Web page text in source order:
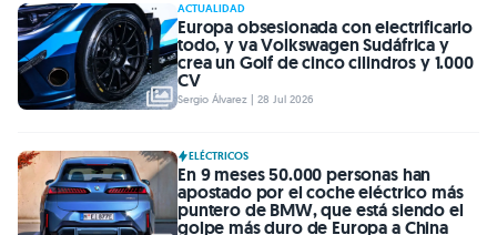
ACTUALIDAD
Europa obsesionada con electrificarlo
todo, y va Volkswagen Sudáfrica y
crea un Golf de cinco cilindros y 1.000
CV
Sergio Álvarez | 28 Jul 2026
ELÉCTRICOS
En 9 meses 50.000 personas han
apostado por el coche eléctrico más
puntero de BMW, que está siendo el
golpe más duro de Europa a China